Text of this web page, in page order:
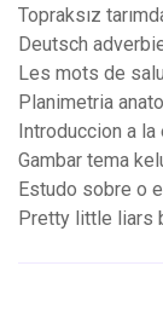
Topraksız
Deutsch
Les mots de
Planimetria
Introduccion a
Gambar tema
Estudo sobre o
Pretty little liars